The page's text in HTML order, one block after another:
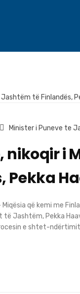
Minister i Puneve te
nikoqir i
Pekka
që kemi me
të Jashtëm, Pekka
e shtet-